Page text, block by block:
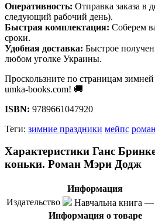
Оперативность: Отправка заказа в
следующий рабочий день).
Быстрая комплектация: Соберем
сроки.
Удобная доставка: Быстрое
любом уголке Украины.
Проскользните по страницам
umka-books.com! 🚚
ISBN: 9789661047920
Теги: зимние праздники мейпс роман
Характеристики Ганс
коньки. Роман Мэри Додж
Информация
Издательство
Навчальна книга —
Информация о товаре